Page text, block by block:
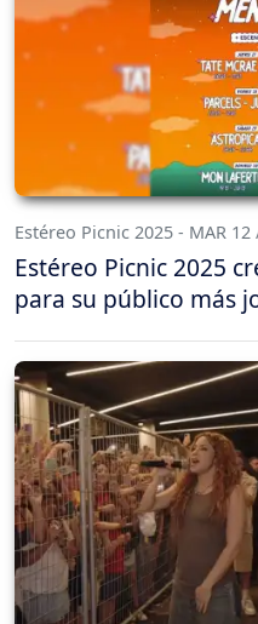
Estéreo Picnic 2025 - MAR 12
Estéreo Picnic 2025
para su público más